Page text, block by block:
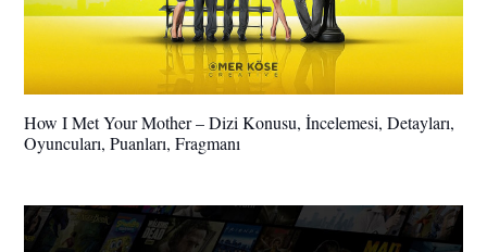
How I Met Your Mother – Dizi Konusu, İncelemesi, Detayları,
Oyuncuları, Puanları, Fragmanı